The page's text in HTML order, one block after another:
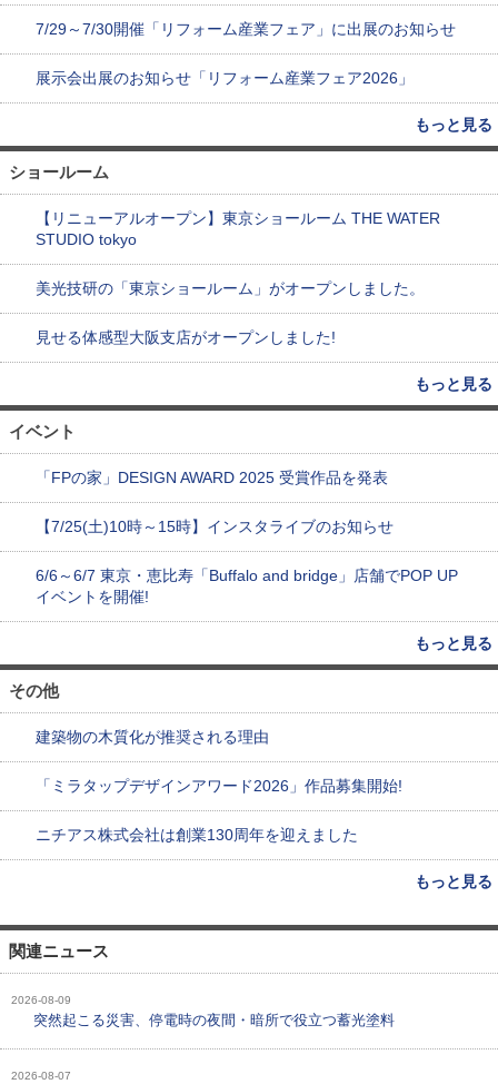
7/29～7/30開催「リフォーム産業フェア」に出展のお知らせ
展示会出展のお知らせ「リフォーム産業フェア2026」
もっと見る
ショールーム
【リニューアルオープン】東京ショールーム THE WATER
STUDIO tokyo
美光技研の「東京ショールーム」がオープンしました。
見せる体感型大阪支店がオープンしました!
もっと見る
イベント
「FPの家」DESIGN AWARD 2025 受賞作品を発表
【7/25(土)10時～15時】インスタライブのお知らせ
6/6～6/7 東京・恵比寿「Buffalo and bridge」店舗でPOP UP
イベントを開催!
もっと見る
その他
建築物の木質化が推奨される理由
「ミラタップデザインアワード2026」作品募集開始!
ニチアス株式会社は創業130周年を迎えました
もっと見る
関連ニュース
2026-08-09
突然起こる災害、停電時の夜間・暗所で役立つ蓄光塗料
2026-08-07